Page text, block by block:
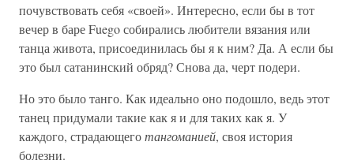
почувствовать себя «своей». Интересно, если бы в тот
вечер в баре Fuego собирались любители вязания или
танца живота, присоединилась бы я к ним? Да. А если бы
это был сатанинский обряд? Снова да, черт подери.
Но это было танго. Как идеально оно подошло, ведь этот
танец придумали такие как я и для таких как я. У
каждого, страдающеготангоманией, своя история
болезни.